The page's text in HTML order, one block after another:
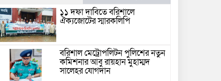
১১ দফা দাবিতে বরিশালে
ঐক্যজোটের স্মারকলিপি
বরিশাল মেট্রোপলিটন পুলিশের নতুন
কমিশনার আবু রায়হান মুহাম্মদ
সালেহর যোগদান